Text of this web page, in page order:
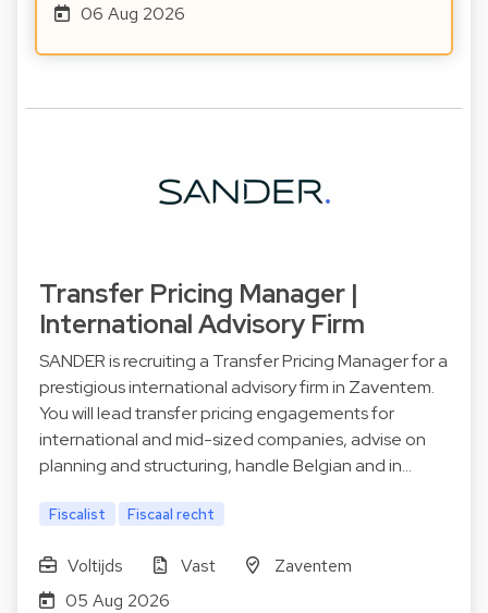
06 Aug 2026
Transfer Pricing Manager |
International Advisory Firm
SANDER is recruiting a Transfer Pricing Manager for a
prestigious international advisory firm in Zaventem.
You will lead transfer pricing engagements for
international and mid-sized companies, advise on
planning and structuring, handle Belgian and in…
Fiscalist Fiscaal recht
Voltijds Vast
Zaventem
05 Aug 2026